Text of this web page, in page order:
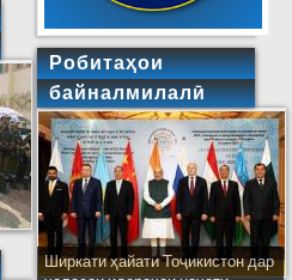
Робитаҳои
байналмилалӣ
Ширкати ҳайати Тоҷикистон дар